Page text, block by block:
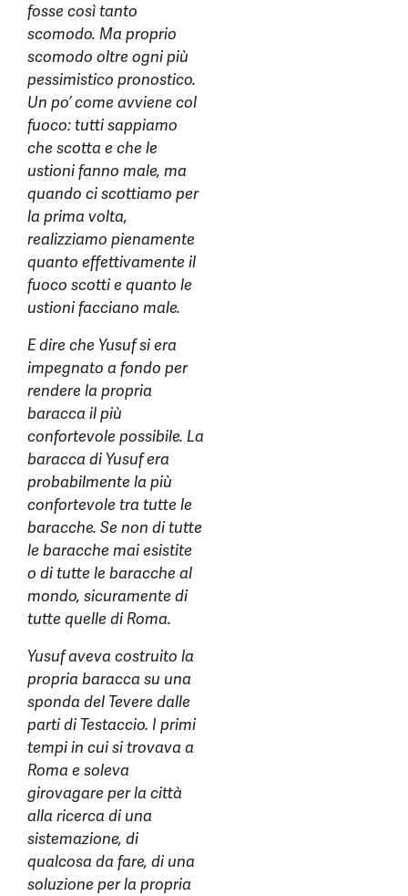
fosse così tanto
scomodo. Ma proprio
scomodo oltre ogni più
pessimistico pronostico.
Un po’ come avviene col
fuoco: tutti sappiamo
che scotta e che le
ustioni fanno male, ma
quando ci scottiamo per
la prima volta,
realizziamo pienamente
quanto effettivamente il
fuoco scotti e quanto le
ustioni facciano male.
E dire che Yusuf si era
impegnato a fondo per
rendere la propria
baracca il più
confortevole possibile. La
baracca di Yusuf era
probabilmente la più
confortevole tra tutte le
baracche. Se non di tutte
le baracche mai esistite
o di tutte le baracche al
mondo, sicuramente di
tutte quelle di Roma.
Yusuf aveva costruito la
propria baracca su una
sponda del Tevere dalle
parti di Testaccio. I primi
tempi in cui si trovava a
Roma e soleva
girovagare per la città
alla ricerca di una
sistemazione, di
qualcosa da fare, di una
soluzione per la propria